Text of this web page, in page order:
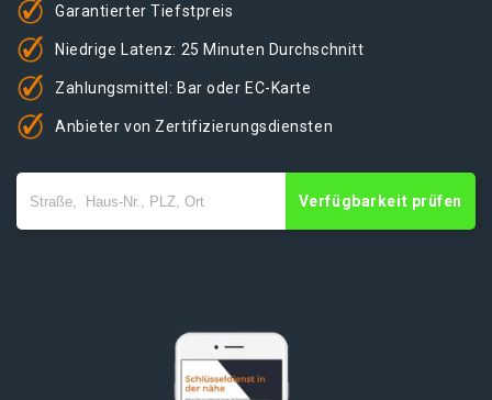
Garantierter Tiefstpreis
Niedrige Latenz: 25 Minuten Durchschnitt
Zahlungsmittel: Bar oder EC-Karte
Anbieter von Zertifizierungsdiensten
Verfügbarkeit prüfen